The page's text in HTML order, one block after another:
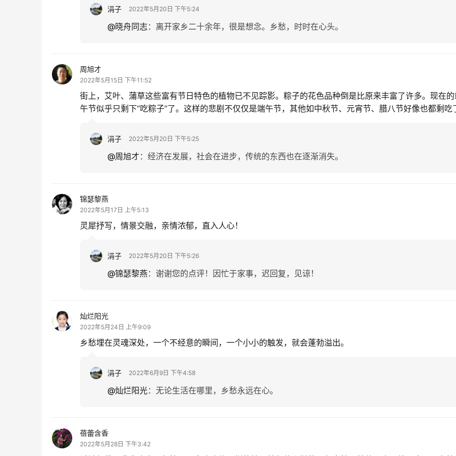
涓子 2022年5月20日 下午5:24
@晓舟同志： 离开家乡二十余年，很是想念。乡愁，时时在心头。
周旭才
2022年5月15日 下午11:52
街上，艾叶、蒲草这些富有节日特色的植物已不见踪影。粽子的花色品种倒是比原来丰富了许多。现在
午节似乎只剩下“吃粽子”了。这样的悲剧不仅仅是端午节，其他如中秋节、元宵节、腊八节好像也都剩吃
涓子 2022年5月20日 下午5:25
@周旭才 ： 经济在发展，社会在进步，传统的东西也在逐渐消失。
锦瑟黎燕
2022年5月17日 上午5:13
灵犀抒写，情景交融，亲情浓郁，直入人心！
涓子 2022年5月20日 下午5:26
@锦瑟黎燕： 谢谢您的点评！因忙于家事，迟回复，见谅！
灿烂阳光
2022年5月24日 上午9:09
乡愁埋在灵魂深处，一个不经意的瞬间，一个小小的触发，就会蓬勃溢出。
涓子 2022年6月9日 下午4:58
@灿烂阳光： 无论生活在哪里，乡愁永远在心。
蓓蕾含香
2022年5月28日 下午3:42